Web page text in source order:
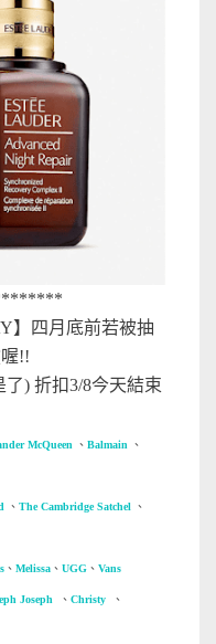
】四月底前若被抽
!!
) 折扣3/8今天結束
McQueen 、 Balmain 、
、 The Cambridge Satchel 、
、 Melissa 、 UGG 、 Vans
Joseph 、 Christy 、